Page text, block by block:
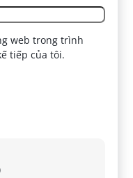
web trong trình
tiếp của tôi.